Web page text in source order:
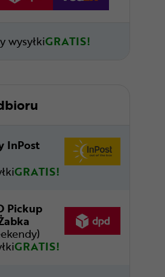
wysyłkiGRATIS!
InPost
GRATIS!
Pickup
GRATIS!